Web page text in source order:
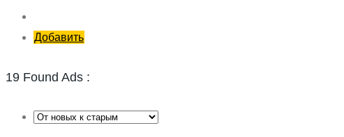
Добавить
19 Found Ads :